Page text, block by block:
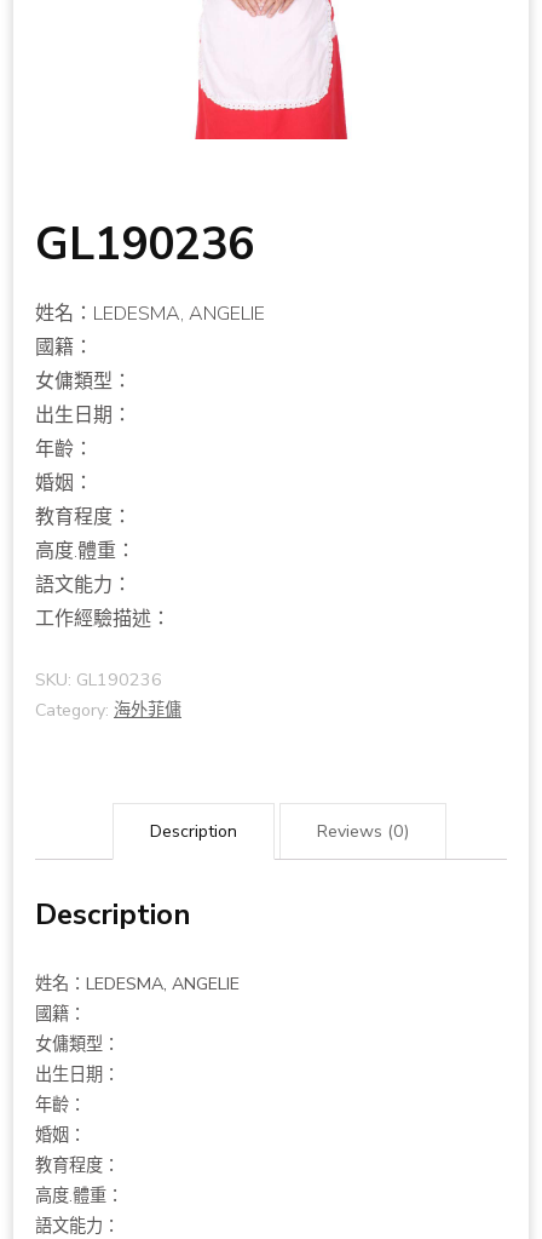
GL190236
姓名：LEDESMA, ANGELIE
國籍：
女傭類型：
出生日期：
年齡：
婚姻：
教育程度：
高度.體重：
語文能力：
工作經驗描述：
SKU: GL190236
Category: 海外菲傭
Description Reviews (0)
Description
姓名：LEDESMA, ANGELIE
國籍：
女傭類型：
出生日期：
年齡：
婚姻：
教育程度：
高度.體重：
語文能力：